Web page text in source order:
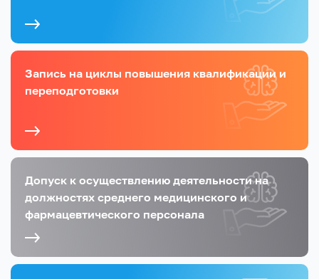
Запись на циклы повышения квалификации и
переподготовки
Допуск к осуществлению деятельности на
должностях среднего медицинского и
фармацевтического персонала